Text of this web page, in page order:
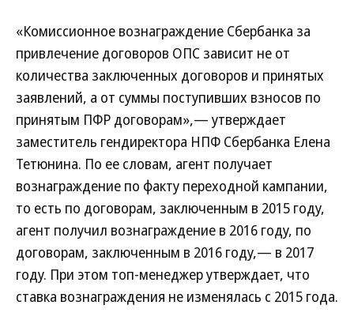
«Комиссионное вознаграждение Сбербанка за
привлечение договоров ОПС зависит не от
количества заключенных договоров и принятых
заявлений, а от суммы поступивших взносов по
принятым ПФР договорам»,— утверждает
заместитель гендиректора НПФ Сбербанка Елена
Тетюнина. По ее словам, агент получает
вознаграждение по факту переходной кампании,
то есть по договорам, заключенным в 2015 году,
агент получил вознаграждение в 2016 году, по
договорам, заключенным в 2016 году,— в 2017
году. При этом топ-менеджер утверждает, что
ставка вознаграждения не изменялась с 2015 года.